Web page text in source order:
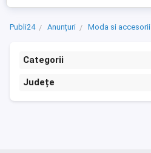
Publi24 Anunțuri Moda si accesorii
Categorii
Județe